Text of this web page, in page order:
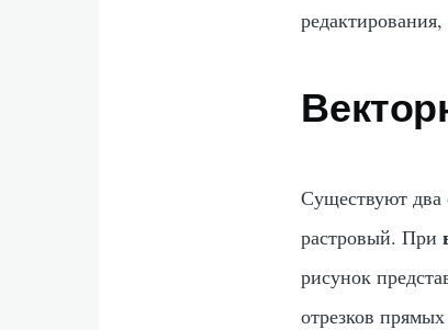
Существуют два
растровый. При
рисунок
отрезков